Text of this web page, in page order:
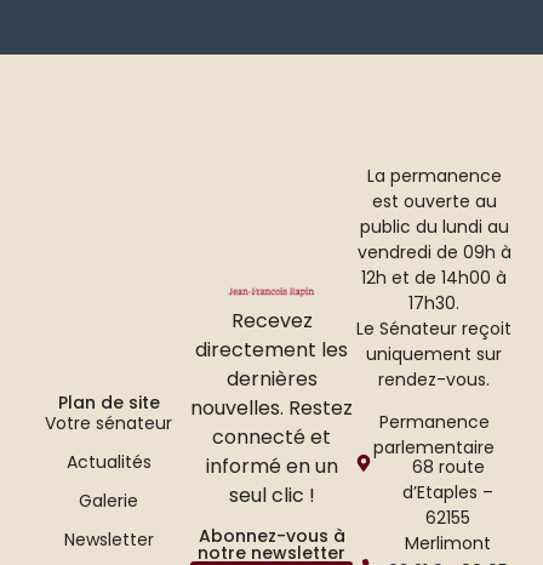
Recevez
directement les
dernières
nouvelles. Restez
connecté et
informé en un
seul clic !
Abonnez-vous à
notre newsletter
La permanence
est ouverte au
public du lundi au
vendredi de 09h à
12h et de 14h00 à
17h30.
Le Sénateur reçoit
uniquement sur
rendez-vous.
Permanence
parlementaire
68 route
d’Etaples –
62155
Merlimont
Plan de site
Votre sénateur
Actualités
Galerie
Newsletter